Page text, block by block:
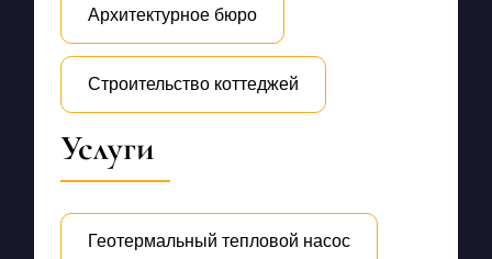
Архитектурное бюро
Строительство коттеджей
Услуги
Геотермальный тепловой насос